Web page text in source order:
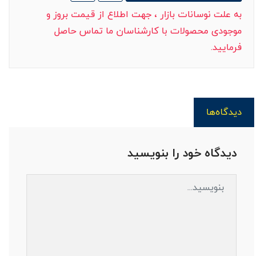
به علت نوسانات بازار ، جهت اطلاع از قیمت بروز و
موجودی محصولات با کارشناسان ما تماس حاصل
فرمایید.
دیدگاه‌ها
دیدگاه خود را بنویسید